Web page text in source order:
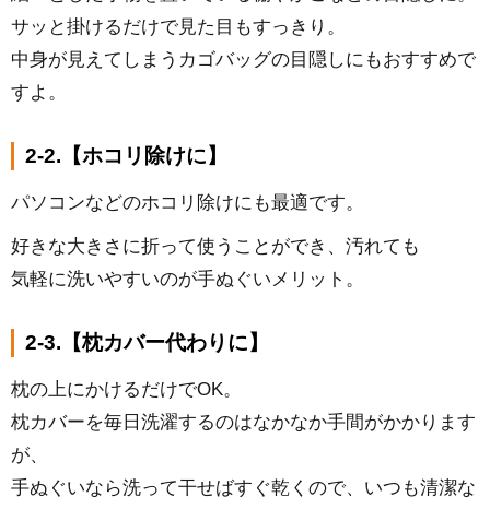
サッと掛けるだけで見た目もすっきり。
中身が見えてしまうカゴバッグの目隠しにもおすすめで
すよ。
2-2.【ホコリ除けに】
パソコンなどのホコリ除けにも最適です。
好きな大きさに折って使うことができ、汚れても
気軽に洗いやすいのが手ぬぐいメリット。
2-3.【枕カバー代わりに】
枕の上にかけるだけでOK。
枕カバーを毎日洗濯するのはなかなか手間がかかります
が、
手ぬぐいなら洗って干せばすぐ乾くので、いつも清潔な